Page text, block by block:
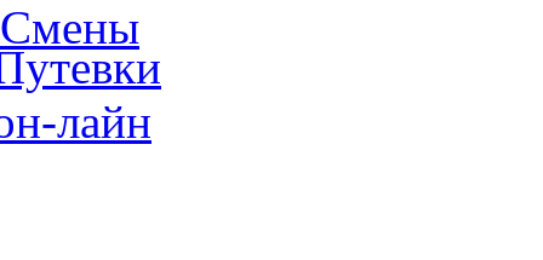
Смены
лайн